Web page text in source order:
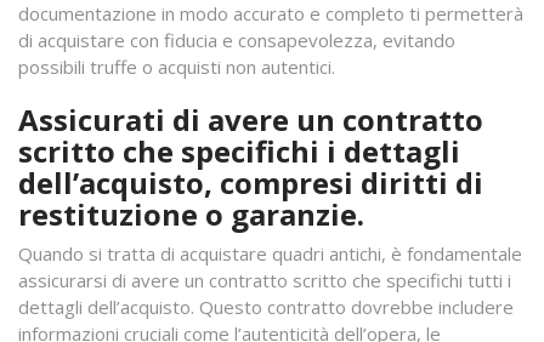
documentazione in modo accurato e completo ti permetterà
di acquistare con fiducia e consapevolezza, evitando
possibili truffe o acquisti non autentici.
Assicurati di avere un contratto
scritto che specifichi i dettagli
dell’acquisto, compresi diritti di
restituzione o garanzie.
Quando si tratta di acquistare quadri antichi, è fondamentale
assicurarsi di avere un contratto scritto che specifichi tutti i
dettagli dell’acquisto. Questo contratto dovrebbe includere
informazioni cruciali come l’autenticità dell’opera, le